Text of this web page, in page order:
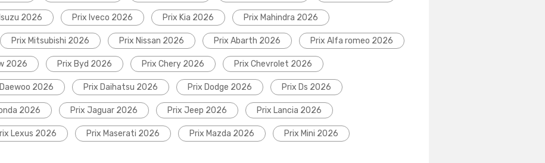
2026 Prix Iveco 2026 Prix Kia 2026 Prix Mahindra 2026
Prix Mitsubishi 2026 Prix Nissan 2026 Prix Abarth 2026 Prix Alfa romeo 2026
2026 Prix Byd 2026 Prix Chery 2026 Prix Chevrolet 2026
2026 Prix Daihatsu 2026 Prix Dodge 2026 Prix Ds 2026
2026 Prix Jaguar 2026 Prix Jeep 2026 Prix Lancia 2026
Lexus 2026 Prix Maserati 2026 Prix Mazda 2026 Prix Mini 2026